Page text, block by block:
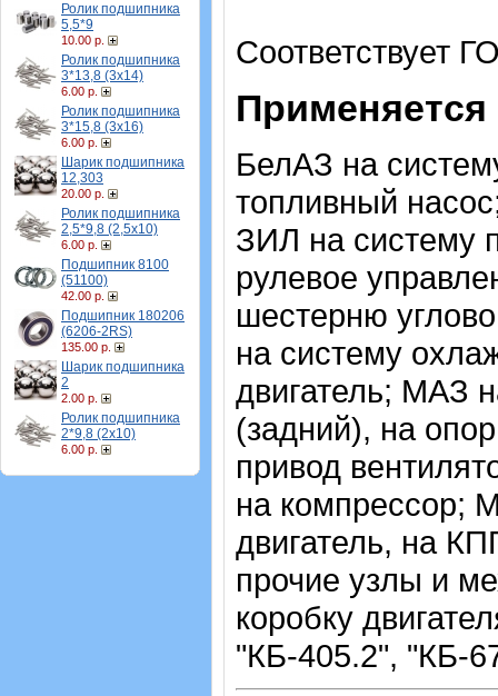
Ролик подшипника
5,5*9
10.00 р.
Ролик подшипника
3*13,8 (3х14)
6.00 р.
Ролик подшипника
3*15,8 (3х16)
6.00 р.
Шарик подшипника
12,303
20.00 р.
Ролик подшипника
2,5*9,8 (2,5х10)
6.00 р.
Подшипник 8100
(51100)
42.00 р.
Подшипник 180206
(6206-2RS)
135.00 р.
Шарик подшипника
2
2.00 р.
Ролик подшипника
2*9,8 (2х10)
6.00 р.
Соответствует
БелАЗ на
топливный
ЗИЛ на систему
рулевое
шестерню
на систему
двигатель; МАЗ
(задний), на
привод
на компрессор;
двигатель, на
прочие узлы и
коробку
"КБ-405.2", "КБ-